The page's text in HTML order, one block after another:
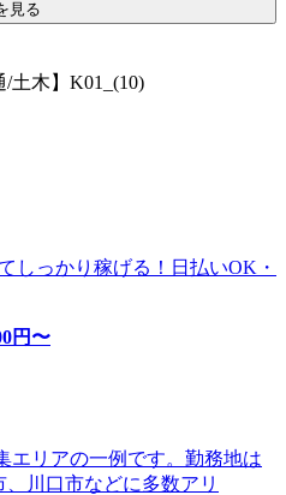
見る
土木】K01_(10)
しっかり稼げる！日払いOK・
円〜
リアの一例です。勤務地は
川口市などに多数アリ